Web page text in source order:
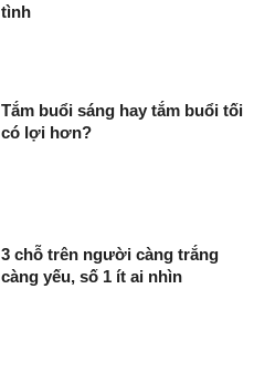
tình
Tắm buổi sáng hay tắm buổi tối
có lợi hơn?
3 chỗ trên người càng trắng
càng yếu, số 1 ít ai nhìn